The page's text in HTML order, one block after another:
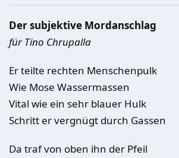
Der subjektive Mordanschlag
für Tino Chrupalla
Er teilte rechten Menschenpulk
Wie Mose Wassermassen
Vital wie ein sehr blauer Hulk
Schritt er vergnügt durch Gassen
Da traf von oben ihn der Pfeil